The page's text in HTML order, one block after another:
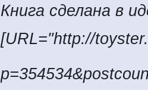
Книга сделана в
[URL="http://